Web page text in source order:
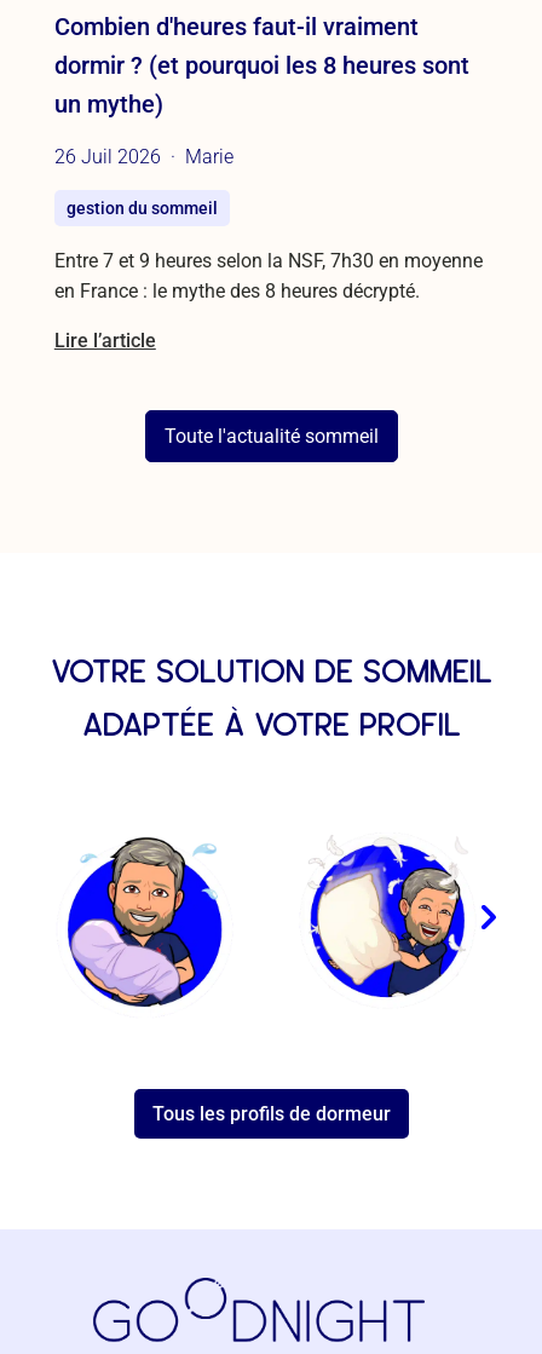
Combien d'heures faut-il vraiment
dormir ? (et pourquoi les 8 heures sont
un mythe)
26 Juil 2026 Marie
gestion du sommeil
Entre 7 et 9 heures selon la NSF, 7h30 en moyenne
en France : le mythe des 8 heures décrypté.
Lire l’article
Toute l'actualité sommeil
votre solution de sommeil
adaptée à votre profil
Tous les profils de dormeur